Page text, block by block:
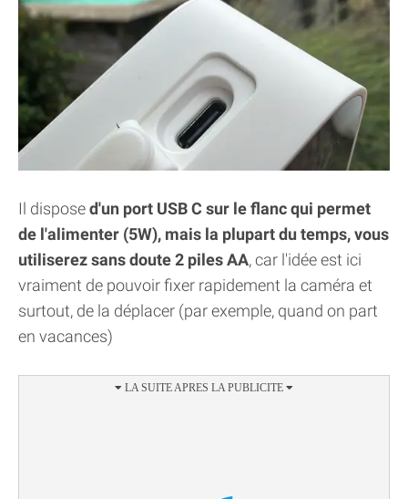
Il disposed'un port USB C sur le flanc qui permet
de l'alimenter (5W), mais la plupart du temps, vous
utiliserez sans doute 2 piles AA, car l'idée est ici
vraiment de pouvoir fixer rapidement la caméra et
surtout, de la déplacer (par exemple, quand on part
en vacances)